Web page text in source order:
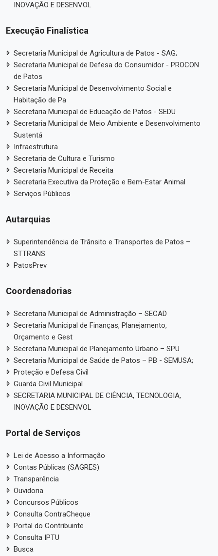
INOVAÇÃO E DESENVOL
Execução Finalística
Secretaria Municipal de Agricultura de Patos - SAG;
Secretaria Municipal de Defesa do Consumidor - PROCON
de Patos
Secretaria Municipal de Desenvolvimento Social e
Habitação de Pa
Secretaria Municipal de Educação de Patos - SEDU
Secretaria Municipal de Meio Ambiente e Desenvolvimento
Sustentá
Infraestrutura
Secretaria de Cultura e Turismo
Secretaria Municipal de Receita
Secretaria Executiva da Proteção e Bem-Estar Animal
Serviços Públicos
Autarquias
Superintendência de Trânsito e Transportes de Patos –
STTRANS
PatosPrev
Coordenadorias
Secretaria Municipal de Administração – SECAD
Secretaria Municipal de Finanças, Planejamento,
Orçamento e Gest
Secretaria Municipal de Planejamento Urbano – SPU
Secretaria Municipal de Saúde de Patos – PB - SEMUSA;
Proteção e Defesa Civil
Guarda Civil Municipal
SECRETARIA MUNICIPAL DE CIÊNCIA, TECNOLOGIA,
INOVAÇÃO E DESENVOL
Portal de Serviços
Lei de Acesso a Informação
Contas Públicas (SAGRES)
Transparência
Ouvidoria
Concursos Públicos
Consulta ContraCheque
Portal do Contribuinte
Consulta IPTU
Busca